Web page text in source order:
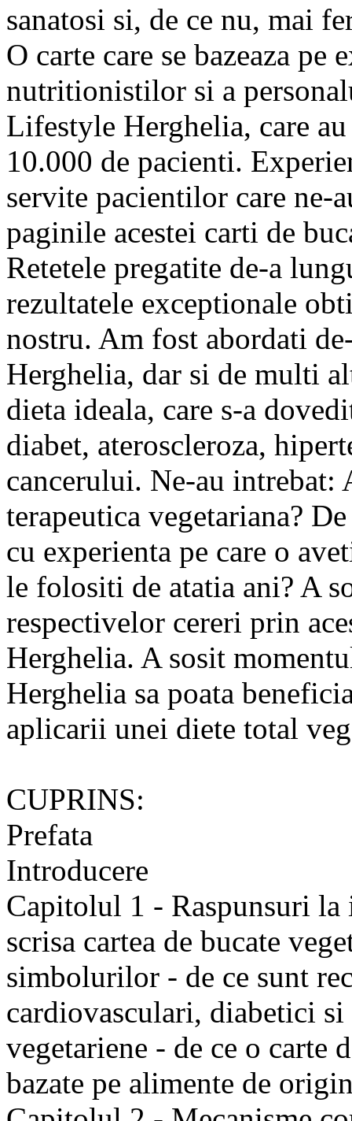
sanatosi si, de ce nu, mai
O carte care se bazeaza pe
nutritionistilor si a
Lifestyle Herghelia, care
10.000 de pacienti.
servite pacientilor care ne-
paginile acestei carti de
Retetele pregatite de-a
rezultatele exceptionale
nostru. Am fost abordati
Herghelia, dar si de multi
dieta ideala, care s-a
diabet, ateroscleroza,
cancerului. Ne-au intrebat:
terapeutica vegetariana?
cu experienta pe care o
le folositi de atatia ani? A
respectivelor cereri prin
Herghelia. A sosit
Herghelia sa poata
aplicarii unei diete total
CUPRINS:
Prefata
Introducere
Capitolul 1 - Raspunsuri
scrisa cartea de bucate
simbolurilor - de ce sunt
cardiovasculari, diabetici
vegetariene - de ce o carte
bazate pe alimente de